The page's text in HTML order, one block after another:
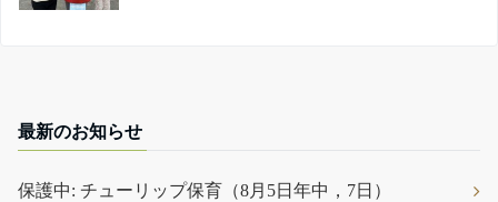
最新のお知らせ
保護中: チューリップ保育（8月5日年中，7日）